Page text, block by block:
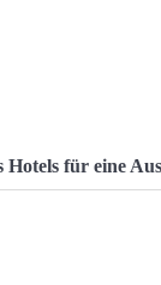
Hotels für eine